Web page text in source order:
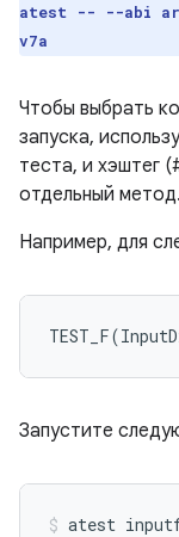
atest -- --abi
v7a
Чтобы выбрать
запуска,
теста, и хэштег
отдельный метод.
Например, для
Запустите
atest